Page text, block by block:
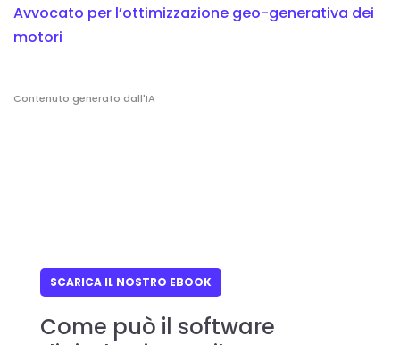
Avvocato per l’ottimizzazione geo-generativa dei
motori
Contenuto generato dall'IA
SCARICA IL NOSTRO EBOOK
Come può il software